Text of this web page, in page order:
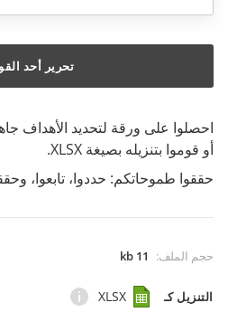
احصلوا على ورقة لتحديد الأهداف
أو قوموا بتنزيله بصيغة XLSX.
حققوا طموحاتكم: حددوا، تابعوا،
حجم الملف:
11 kb
التنزيل كـ XLSX
تحرير أحد